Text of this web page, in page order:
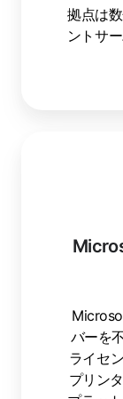
拠点は
ントサ
バーを
ライセ
プリン